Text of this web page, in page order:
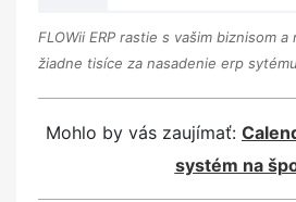
FLOWii ERP rastie s vašim biznisom
žiadne tisíce za nasadenie erp
Mohlo by vás zaujímať:
systém na